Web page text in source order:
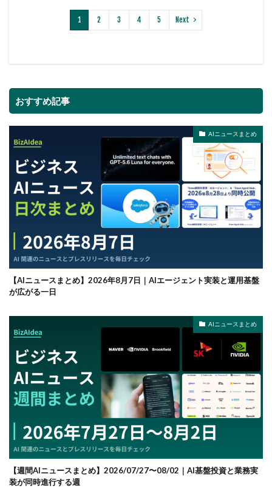
1 2 3 4 5 Next
おすすめ記事
AIニュースまとめ
【AIニュースまとめ】2026年8月7日｜AIエージェント実装と運用基盤
が広がる一日
AIニュースまとめ
【週間AIニュースまとめ】2026/07/27〜08/02｜AI基盤投資と業務実
装が同時進行する週